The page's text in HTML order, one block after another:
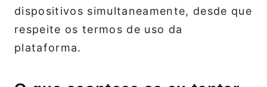
dispositivos simultaneamente, desde que
respeite os termos de uso da
plataforma.